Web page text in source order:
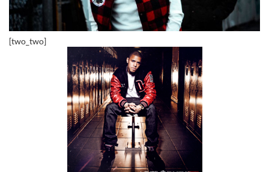
[two_two]